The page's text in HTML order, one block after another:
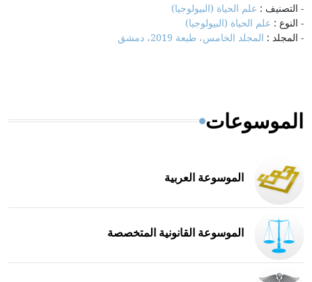
- التصنيف : علم الحياة (البيولوجيا)
- النوع : علم الحياة (البيولوجيا)
- المجلد : المجلد الخامس، طبعة 2019، دمشق
الموسوعات
الموسوعة العربية
الموسوعة القانونية المتخصصة